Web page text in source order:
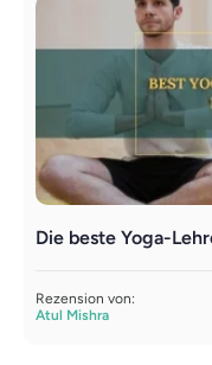
Die beste Yoga-
Rezension von:
Atul Mishra